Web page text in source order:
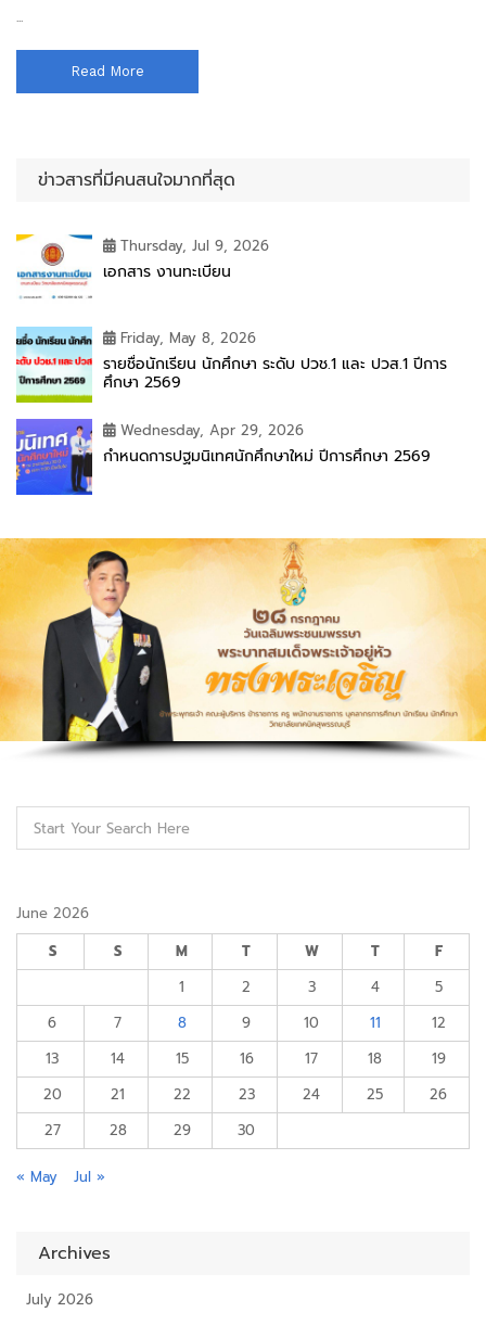
...
Read More
ข่าวสารที่มีคนสนใจมากที่สุด
Thursday, Jul 9, 2026
เอกสาร งานทะเบียน
Friday, May 8, 2026
รายชื่อนักเรียน นักศึกษา ระดับ ปวช.1 และ ปวส.1 ปีการ
ศึกษา 2569
Wednesday, Apr 29, 2026
กำหนดการปฐมนิเทศนักศึกษาใหม่ ปีการศึกษา 2569
June 2026
S
S M T W T
F
1
2 3 4
5
6
7 8 9 10 11
12
13
14 15 16 17 18
19
20
21 22 23 24 25
26
27
28 29 30
« May Jul »
Archives
July 2026